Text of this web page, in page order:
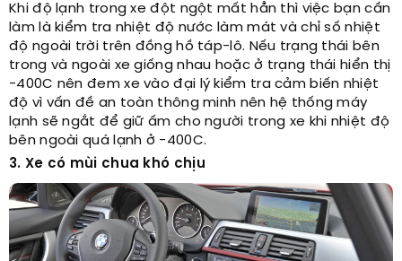
Khi độ lạnh trong xe đột ngột mất hẳn thì việc bạn cần
làm là kiểm tra nhiệt độ nước làm mát và chỉ số nhiệt
độ ngoài trời trên đồng hồ táp-lô. Nếu trạng thái bên
trong và ngoài xe giống nhau hoặc ở trạng thái hiển thị
-40­0C nên đem xe vào đại lý kiểm tra cảm biến nhiệt
độ vì vấn đề an toàn thông minh nên hệ thống máy
lạnh sẽ ngắt để giữ ấm cho người trong xe khi nhiệt độ
bên ngoài quá lạnh ở -400C.
3. Xe có mùi chua khó chịu